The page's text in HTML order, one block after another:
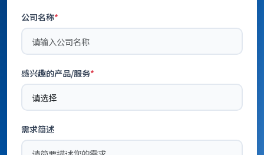
公司名称*
感兴趣的产品/服务*
需求简述